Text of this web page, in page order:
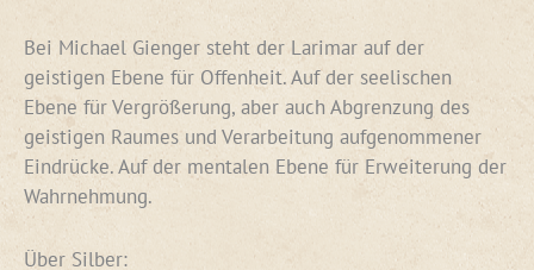
Bei Michael Gienger steht der Larimar auf der
geistigen Ebene für Offenheit. Auf der seelischen
Ebene für Vergrößerung, aber auch Abgrenzung des
geistigen Raumes und Verarbeitung aufgenommener
Eindrücke. Auf der mentalen Ebene für Erweiterung der
Wahrnehmung.
Über Silber: